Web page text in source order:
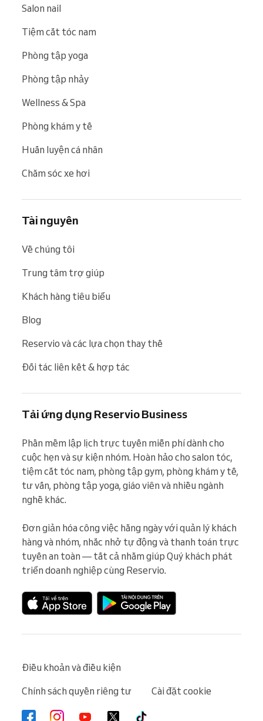
Salon nail
Tiệm cắt tóc nam
Phòng tập yoga
Phòng tập nhảy
Wellness & Spa
Phòng khám y tế
Huấn luyện cá nhân
Chăm sóc xe hơi
Tài nguyên
Về chúng tôi
Trung tâm trợ giúp
Khách hàng tiêu biểu
Blog
Reservio và các lựa chọn thay thế
Đối tác liên kết & hợp tác
Tải ứng dụng Reservio Business
Phần mềm lập lịch trực tuyến miễn phí dành cho
cuộc hẹn và sự kiện nhóm. Hoàn hảo cho salon tóc,
tiệm cắt tóc nam, phòng tập gym, phòng khám y tế,
tư vấn, phòng tập yoga, giáo viên và nhiều ngành
nghề khác.
Đơn giản hóa công việc hằng ngày với quản lý khách
hàng và nhóm, nhắc nhở tự động và thanh toán trực
tuyến an toàn — tất cả nhằm giúp Quý khách phát
triển doanh nghiệp cùng Reservio.
Điều khoản và điều kiện
Chính sách quyền riêng tư
Cài đặt cookie